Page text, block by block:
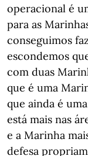
operacional é
para as
conseguimos
escondemos
com duas
que é uma
que ainda é
está mais nas
e a Marinha
defesa